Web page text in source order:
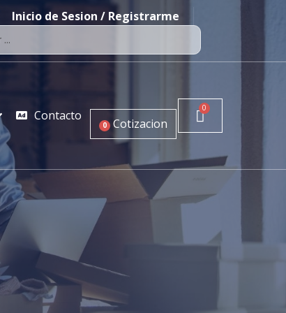
Inicio de Sesion / Registrarme
Contacto
0 Cotizacion